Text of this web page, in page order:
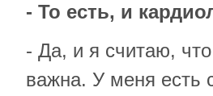
- То есть, и
- Да, и я считаю,
важна. У меня есть